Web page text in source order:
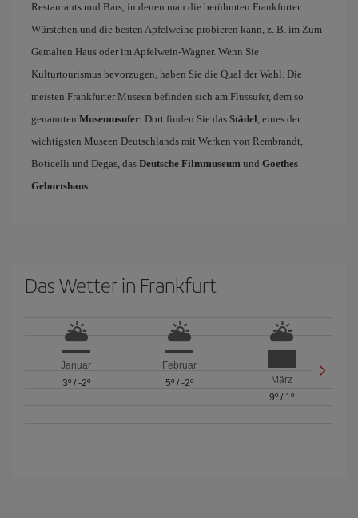
Restaurants und Bars, in denen man die berühmten Frankfurter
Würstchen und die besten Apfelweine probieren kann, z. B. im Zum
Gemalten Haus oder im Apfelwein-Wagner. Wenn Sie
Kulturtourismus bevorzugen, haben Sie die Qual der Wahl. Die
meisten Frankfurter Museen befinden sich am Flussufer, dem so
genannten Museumsufer. Dort finden Sie das Städel, eines der
wichtigsten Museen Deutschlands mit Werken von Rembrandt,
Boticelli und Degas, das Deutsche Filmmuseum und Goethes
Geburtshaus.
Das Wetter in Frankfurt
Januar
3º/ -2º
Februar
5º/ -2º
März
9º / 1º